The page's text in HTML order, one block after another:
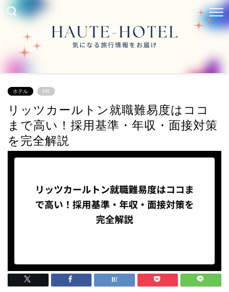
ホテル PR
リッツカールトン就職難易度はココ
まで高い！採用基準・年収・面接対策
を完全解説